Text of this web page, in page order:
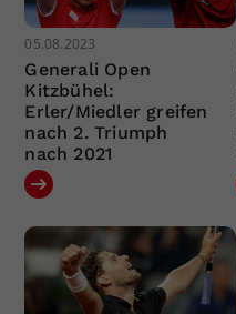
05.08.2023
Generali Open
Kitzbühel:
Erler/Miedler greifen
nach 2. Triumph
nach 2021